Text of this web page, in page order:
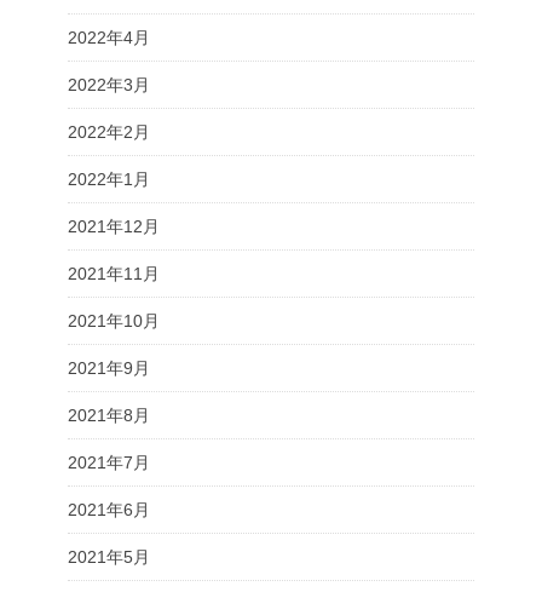
2022年4月
2022年3月
2022年2月
2022年1月
2021年12月
2021年11月
2021年10月
2021年9月
2021年8月
2021年7月
2021年6月
2021年5月